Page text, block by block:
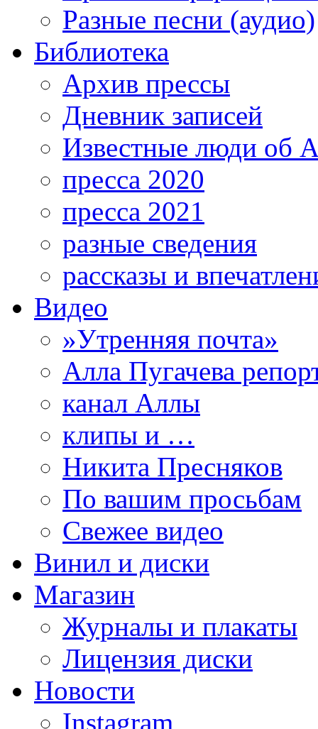
Разные песни (аудио)
Библиотека
Архив прессы
Дневник записей
Известные люди об
пресса 2020
пресса 2021
разные сведения
рассказы и
Видео
»Утренняя почта»
Алла Пугачева
канал Аллы
клипы и …
Никита Пресняков
По вашим просьбам
Свежее видео
Винил и диски
Магазин
Журналы и плакаты
Лицензия диски
Новости
Instagram